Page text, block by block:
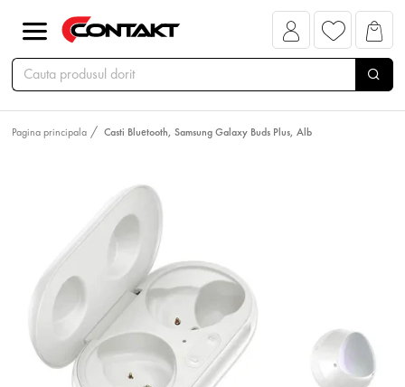
Pagina principala Casti Bluetooth, Samsung Galaxy Buds Plus, Alb